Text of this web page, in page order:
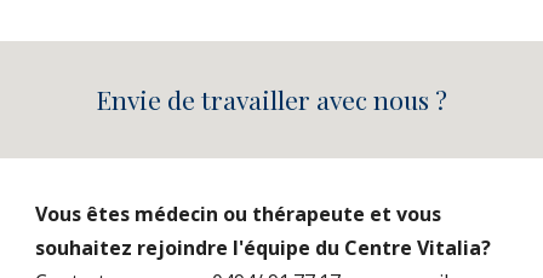
Envie de travailler avec nous ?
Vous êtes médecin ou thérapeute et vous
souhaitez rejoindre l'équipe du Centre Vitalia?